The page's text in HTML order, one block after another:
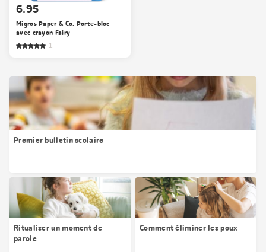
6.95
Migros Paper & Co. Porte-bloc
avec crayon Fairy
1
Premier bulletin scolaire
Ritualiser un moment de
parole
Comment éliminer les poux